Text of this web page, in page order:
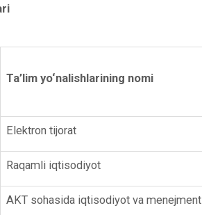
Ta’lim yo‘nalishlarining nomi
Elektron tijorat
Raqamli iqtisodiyot
AKT sohasida iqtisodiyot va menejment